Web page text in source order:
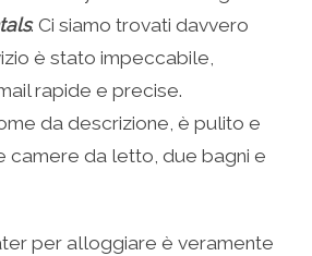
. Ci siamo trovati davvero
è stato impeccabile,
rapide e precise.
da descrizione, è pulito e
camere da letto, due bagni e
per alloggiare è veramente